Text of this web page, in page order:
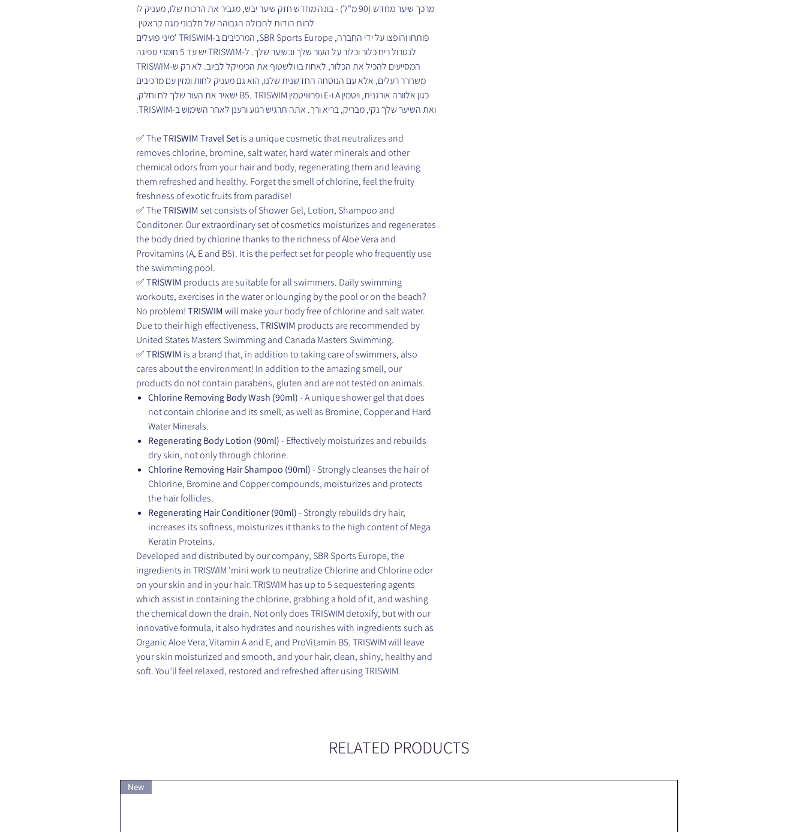
מרכך שיער מחדש (90 מ"ל) - בונה מחדש חזק שיער יבש, מגביר את הרכות שלו, מעניק לו
לחות הודות לתכולה הגבוהה של חלבוני מגה קראטין.
פותחו והופצו על ידי החברה, SBR Sports Europe, המרכיבים ב-TRISWIM 'מיני פועלים
לנטרול ריח כלור וכלור על העור שלך ובשיער שלך. ל-TRISWIM יש עד 5 חומרי ספיגה
המסייעים להכיל את הכלור, לאחוז בו ולשטוף את הכימיקל לביוב. לא רק ש-TRISWIM
משחרר רעלים, אלא עם הנוסחה החדשנית שלנו, הוא גם מעניק לחות ומזין עם מרכיבים
כגון אלוורה אורגנית, ויטמין A ו-E ופרווויטמין B5. TRISWIM ישאיר את העור שלך לח וחלק,
ואת השיער שלך נקי, מבריק, בריא ורך. אתה תרגיש רגוע ורענן לאחר השימוש ב-TRISWIM.
✅ TheTRISWIM Travel Setis a unique cosmetic that neutralizes and
removes chlorine, bromine, salt water, hard water minerals and other
chemical odors from your hair and body, regenerating them and leaving
them refreshed and healthy. Forget the smell of chlorine, feel the fruity
freshness of exotic fruits from paradise!
✅ TheTRISWIM set consists of Shower Gel, Lotion, Shampoo and
Conditoner. Our extraordinary set of cosmetics moisturizes and regenerates
the body dried by chlorine thanks to the richness of Aloe Vera and
Provitamins (A, E and B5). It is the perfect set for people who frequently use
the swimming pool.
✅TRISWIM products are suitable for all swimmers. Daily swimming
workouts, exercises in the water or lounging by the pool or on the beach?
No problem!TRISWIM will make your body free of chlorine and salt water.
Due to their high effectiveness,TRISWIM products are recommended by
United States Masters Swimming and Canada Masters Swimming.
✅TRISWIM is a brand that, in addition to taking care of swimmers, also
cares about the environment! In addition to the amazing smell, our
products do not contain parabens, gluten and are not tested on animals.
Chlorine Removing Body Wash (90ml)- A unique shower gel that does
not contain chlorine and its smell, as well as Bromine, Copper and Hard
Water Minerals.
Regenerating Body Lotion (90ml)- Effectively moisturizes and rebuilds
dry skin, not only through chlorine.
Chlorine Removing Hair Shampoo (90ml)- Strongly cleanses the hair of
Chlorine, Bromine and Copper compounds, moisturizes and protects
the hair follicles.
Regenerating Hair Conditioner (90ml)- Strongly rebuilds dry hair,
increases its softness, moisturizes it thanks to the high content of Mega
Keratin Proteins.
Developed and distributed by our company, SBR Sports Europe, the
ingredients in TRISWIM 'mini work to neutralize Chlorine and Chlorine odor
on your skin and in your hair. TRISWIM has up to 5 sequestering agents
which assist in containing the chlorine, grabbing a hold of it, and washing
the chemical down the drain. Not only does TRISWIM detoxify, but with our
innovative formula, it also hydrates and nourishes with ingredients such as
Organic Aloe Vera, Vitamin A and E, and ProVitamin B5. TRISWIM will leave
your skin moisturized and smooth, and your hair, clean, shiny, healthy and
soft. You’ll feel relaxed, restored and refreshed after using TRISWIM.
RELATED PRODUCTS
New